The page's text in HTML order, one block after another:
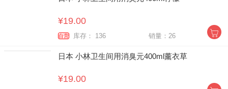
¥19.00
自营 库存： 136 销量：26
日本 小林卫生间用消臭元400ml薰衣草
¥19.00